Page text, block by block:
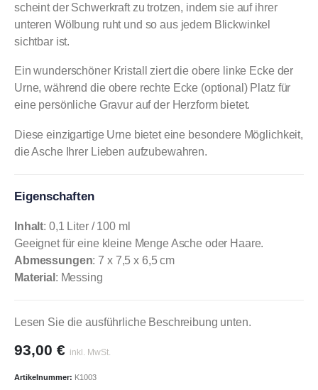
scheint der Schwerkraft zu trotzen, indem sie auf ihrer
unteren Wölbung ruht und so aus jedem Blickwinkel
sichtbar ist.
Ein wunderschöner Kristall ziert die obere linke Ecke der
Urne, während die obere rechte Ecke (optional) Platz für
eine persönliche Gravur auf der Herzform bietet.
Diese einzigartige Urne bietet eine besondere Möglichkeit,
die Asche Ihrer Lieben aufzubewahren.
Eigenschaften
Inhalt: 0,1 Liter / 100 ml
Geeignet für eine kleine Menge Asche oder Haare.
Abmessungen: 7 x 7,5 x 6,5 cm
Material : Messing
Lesen Sie die ausführliche Beschreibung unten.
93,00 € inkl. MwSt.
Artikelnummer: K1003